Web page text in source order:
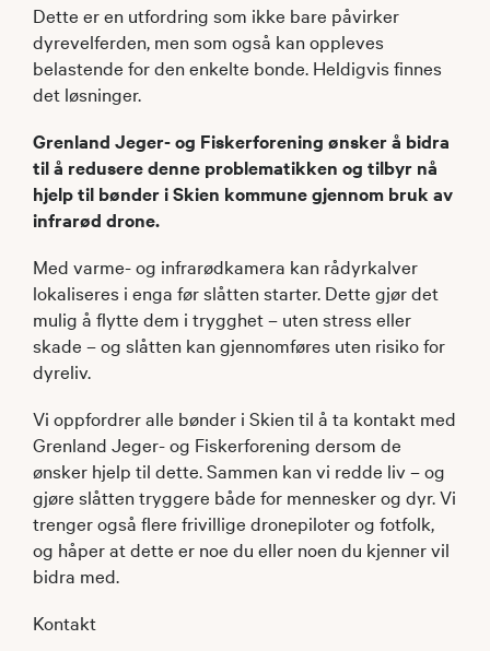
Dette er en utfordring som ikke bare påvirker
dyrevelferden, men som også kan oppleves
belastende for den enkelte bonde. Heldigvis finnes
det løsninger.
Grenland Jeger- og Fiskerforening ønsker å bidra
til å redusere denne problematikken og tilbyr nå
hjelp til bønder i Skien kommune gjennom bruk av
infrarød drone.
Med varme- og infrarødkamera kan rådyrkalver
lokaliseres i enga før slåtten starter. Dette gjør det
mulig å flytte dem i trygghet – uten stress eller
skade – og slåtten kan gjennomføres uten risiko for
dyreliv.
Vi oppfordrer alle bønder i Skien til å ta kontakt med
Grenland Jeger- og Fiskerforening dersom de
ønsker hjelp til dette. Sammen kan vi redde liv – og
gjøre slåtten tryggere både for mennesker og dyr. Vi
trenger også flere frivillige dronepiloter og fotfolk,
og håper at dette er noe du eller noen du kjenner vil
bidra med.
Kontakt